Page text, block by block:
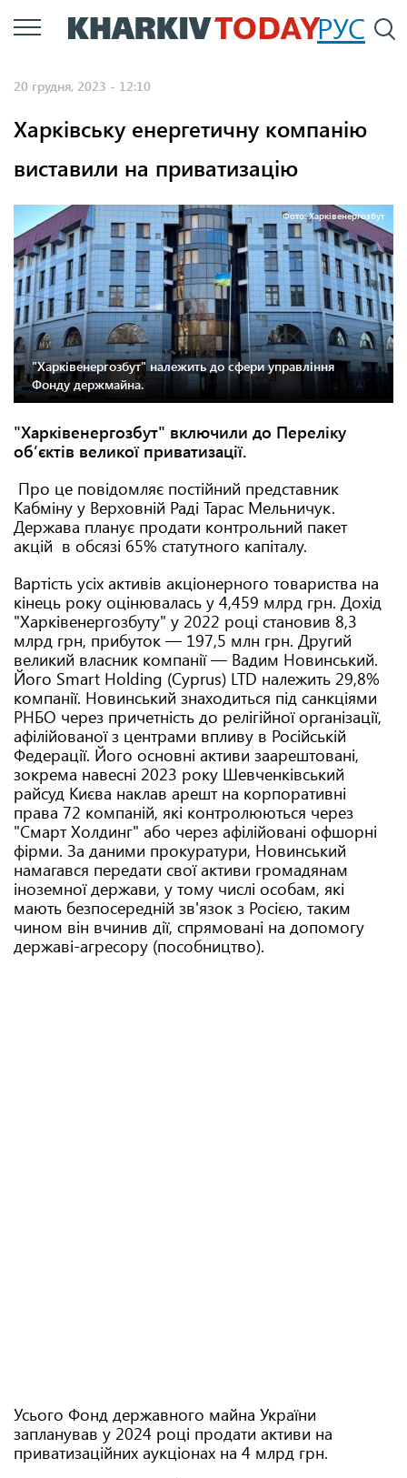
Перейти
до
РУС
20 грудня, 2023 - 12:10
Харківську енергетичну компанію
виставили на приватизацію
Фото: Харківенергозбут
"Харківенергозбут" належить до сфери управління
Фонду держмайна.
"Харківенергозбут" включили до Переліку
обʼєктів великої приватизації.
Про це повідомляє постійний представник
Кабміну у Верховній Раді Тарас Мельничук.
Держава планує продати контрольний пакет
акцій в обсязі 65% статутного капіталу.
Вартість усіх активів акціонерного товариства на
кінець року оцінювалась у 4,459 млрд грн. Дохід
"Харківенергозбуту" у 2022 році становив 8,3
млрд грн, прибуток — 197,5 млн грн. Другий
великий власник компанії — Вадим Новинський.
Його Smart Holding (Cyprus) LTD належить 29,8%
компанії. Новинський знаходиться під санкціями
РНБО через причетність до релігійної організації,
афілійованої з центрами впливу в Російській
Федерації. Його основні активи заарештовані,
зокрема навесні 2023 року Шевченківський
райсуд Києва наклав арешт на корпоративні
права 72 компаній, які контролюються через
"Смарт Холдинг" або через афілійовані офшорні
фірми. За даними прокуратури, Новинський
намагався передати свої активи громадянам
іноземної держави, у тому числі особам, які
мають безпосередній зв'язок з Росією, таким
чином він вчинив дії, спрямовані на допомогу
державі-агресору (пособництво).
Усього Фонд державного майна України
запланував у 2024 році продати активи на
приватизаційних аукціонах на 4 млрд грн.